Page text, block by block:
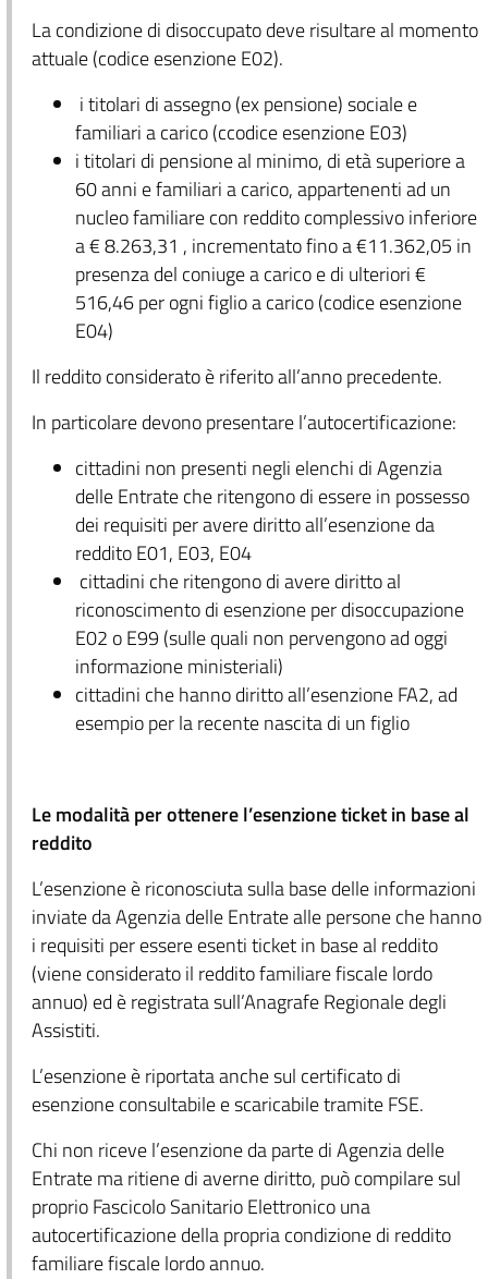
La condizione di disoccupato deve risultare al momento
attuale (codice esenzione E02).
i titolari di assegno (ex pensione) sociale e
familiari a carico (ccodice esenzione E03)
i titolari di pensione al minimo, di età superiore a
60 anni e familiari a carico, appartenenti ad un
nucleo familiare con reddito complessivo inferiore
a € 8.263,31 , incrementato fino a €11.362,05 in
presenza del coniuge a carico e di ulteriori €
516,46 per ogni figlio a carico (codice esenzione
E04)
Il reddito considerato è riferito all’anno precedente.
In particolare devono presentare l’autocertificazione:
cittadini non presenti negli elenchi di Agenzia
delle Entrate che ritengono di essere in possesso
dei requisiti per avere diritto all’esenzione da
reddito E01, E03, E04
cittadini che ritengono di avere diritto al
riconoscimento di esenzione per disoccupazione
E02 o E99 (sulle quali non pervengono ad oggi
informazione ministeriali)
cittadini che hanno diritto all’esenzione FA2, ad
esempio per la recente nascita di un figlio
Le modalità per ottenere l’esenzione ticket in base al
reddito
L’esenzione è riconosciuta sulla base delle informazioni
inviate da Agenzia delle Entrate alle persone che hanno
i requisiti per essere esenti ticket in base al reddito
(viene considerato il reddito familiare fiscale lordo
annuo) ed è registrata sull’Anagrafe Regionale degli
Assistiti.
L’esenzione è riportata anche sul certificato di
esenzione consultabile e scaricabile tramite FSE.
Chi non riceve l’esenzione da parte di Agenzia delle
Entrate ma ritiene di averne diritto, può compilare sul
proprio Fascicolo Sanitario Elettronico una
autocertificazione della propria condizione di reddito
familiare fiscale lordo annuo.